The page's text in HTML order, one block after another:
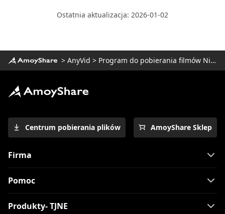
Ostatnia aktualizacja: 2026-01-02
> AnyVid > Program do pobierania filmów Niconico
Centrum pobierania plików AmoyShare Sklep
Firma
Pomoc
Produkty- TJNE